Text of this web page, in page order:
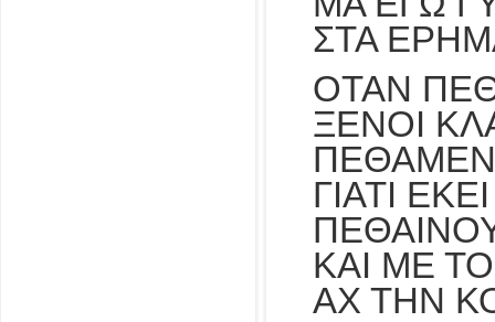
ΣΤΑ
ΟΤΑΝ
ΞΕΝΟΙ
ΓΙΑΤΙ
ΚΑΙ ΜΕ
ΑΧ ΤΗΝ